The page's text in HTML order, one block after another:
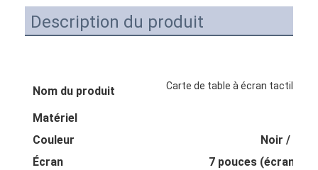
Description du produit
Nom du produit
Carte de table à écran tactile
Matériel
Couleur
Noir /
Écran
7 pouces (écran